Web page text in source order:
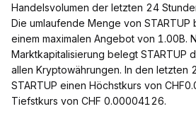
Handelsvolumen der letzten 24
Die umlaufende Menge von
einem maximalen Angebot von 1.00B.
Marktkapitalisierung belegt STARTUP
allen Kryptowährungen. In den letzten
STARTUP einen Höchstkurs von
Tiefstkurs von CHF 0.00004126.